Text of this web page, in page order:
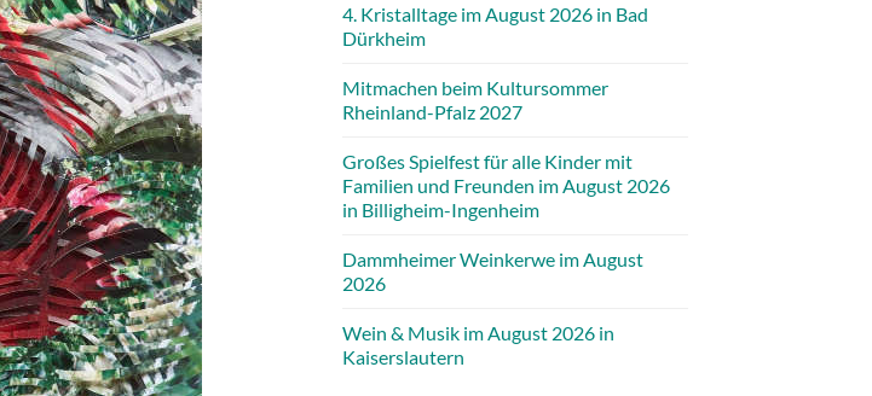
4. Kristalltage im August 2026 in Bad
Dürkheim
Mitmachen beim Kultursommer
Rheinland-Pfalz 2027
Großes Spielfest für alle Kinder mit
Familien und Freunden im August 2026
in Billigheim-Ingenheim
Dammheimer Weinkerwe im August
2026
Wein & Musik im August 2026 in
Kaiserslautern